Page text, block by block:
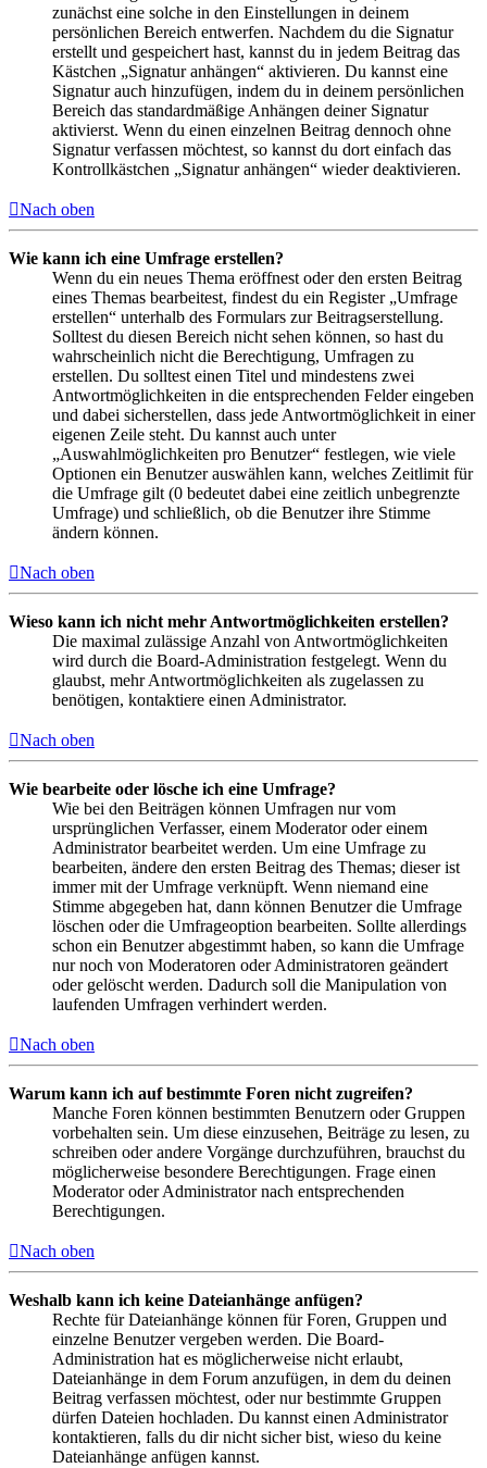
zunächst eine solche in den Einstellungen in deinem
persönlichen Bereich entwerfen. Nachdem du die Signatur
erstellt und gespeichert hast, kannst du in jedem Beitrag das
Kästchen „Signatur anhängen“ aktivieren. Du kannst eine
Signatur auch hinzufügen, indem du in deinem persönlichen
Bereich das standardmäßige Anhängen deiner Signatur
aktivierst. Wenn du einen einzelnen Beitrag dennoch ohne
Signatur verfassen möchtest, so kannst du dort einfach das
Kontrollkästchen „Signatur anhängen“ wieder deaktivieren.
Nach oben
Wie kann ich eine Umfrage erstellen?
Wenn du ein neues Thema eröffnest oder den ersten Beitrag
eines Themas bearbeitest, findest du ein Register „Umfrage
erstellen“ unterhalb des Formulars zur Beitragserstellung.
Solltest du diesen Bereich nicht sehen können, so hast du
wahrscheinlich nicht die Berechtigung, Umfragen zu
erstellen. Du solltest einen Titel und mindestens zwei
Antwortmöglichkeiten in die entsprechenden Felder eingeben
und dabei sicherstellen, dass jede Antwortmöglichkeit in einer
eigenen Zeile steht. Du kannst auch unter
„Auswahlmöglichkeiten pro Benutzer“ festlegen, wie viele
Optionen ein Benutzer auswählen kann, welches Zeitlimit für
die Umfrage gilt (0 bedeutet dabei eine zeitlich unbegrenzte
Umfrage) und schließlich, ob die Benutzer ihre Stimme
ändern können.
Nach oben
Wieso kann ich nicht mehr Antwortmöglichkeiten erstellen?
Die maximal zulässige Anzahl von Antwortmöglichkeiten
wird durch die Board-Administration festgelegt. Wenn du
glaubst, mehr Antwortmöglichkeiten als zugelassen zu
benötigen, kontaktiere einen Administrator.
Nach oben
Wie bearbeite oder lösche ich eine Umfrage?
Wie bei den Beiträgen können Umfragen nur vom
ursprünglichen Verfasser, einem Moderator oder einem
Administrator bearbeitet werden. Um eine Umfrage zu
bearbeiten, ändere den ersten Beitrag des Themas; dieser ist
immer mit der Umfrage verknüpft. Wenn niemand eine
Stimme abgegeben hat, dann können Benutzer die Umfrage
löschen oder die Umfrageoption bearbeiten. Sollte allerdings
schon ein Benutzer abgestimmt haben, so kann die Umfrage
nur noch von Moderatoren oder Administratoren geändert
oder gelöscht werden. Dadurch soll die Manipulation von
laufenden Umfragen verhindert werden.
Nach oben
Warum kann ich auf bestimmte Foren nicht zugreifen?
Manche Foren können bestimmten Benutzern oder Gruppen
vorbehalten sein. Um diese einzusehen, Beiträge zu lesen, zu
schreiben oder andere Vorgänge durchzuführen, brauchst du
möglicherweise besondere Berechtigungen. Frage einen
Moderator oder Administrator nach entsprechenden
Berechtigungen.
Nach oben
Weshalb kann ich keine Dateianhänge anfügen?
Rechte für Dateianhänge können für Foren, Gruppen und
einzelne Benutzer vergeben werden. Die Board-
Administration hat es möglicherweise nicht erlaubt,
Dateianhänge in dem Forum anzufügen, in dem du deinen
Beitrag verfassen möchtest, oder nur bestimmte Gruppen
dürfen Dateien hochladen. Du kannst einen Administrator
kontaktieren, falls du dir nicht sicher bist, wieso du keine
Dateianhänge anfügen kannst.